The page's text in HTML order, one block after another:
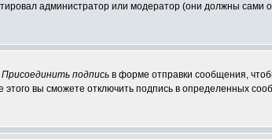
администратор или модератор (они должны сами
Присоединить подпись в форме отправки сообщения,
вы сможете отключить подпись в определенных